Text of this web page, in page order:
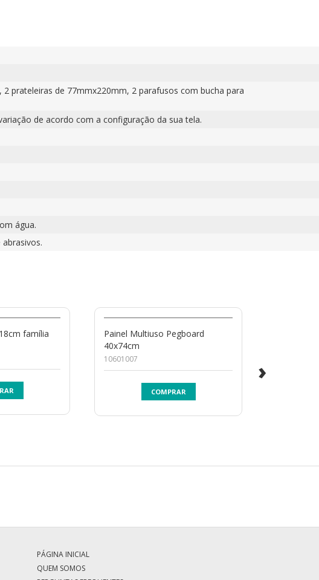
prateleiras de 77mmx220mm, 2 parafusos com bucha para
de acordo com a configuração da sua tela.
água.
família
Painel Multiuso Pegboard
40x74cm
10601007
COMPRAR
›
PÁGINA INICIAL
QUEM SOMOS